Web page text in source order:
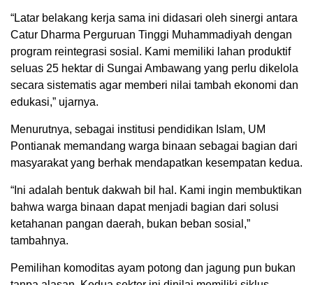
“Latar belakang kerja sama ini didasari oleh sinergi antara
Catur Dharma Perguruan Tinggi Muhammadiyah dengan
program reintegrasi sosial. Kami memiliki lahan produktif
seluas 25 hektar di Sungai Ambawang yang perlu dikelola
secara sistematis agar memberi nilai tambah ekonomi dan
edukasi,” ujarnya.
Menurutnya, sebagai institusi pendidikan Islam, UM
Pontianak memandang warga binaan sebagai bagian dari
masyarakat yang berhak mendapatkan kesempatan kedua.
“Ini adalah bentuk dakwah bil hal. Kami ingin membuktikan
bahwa warga binaan dapat menjadi bagian dari solusi
ketahanan pangan daerah, bukan beban sosial,”
tambahnya.
Pemilihan komoditas ayam potong dan jagung pun bukan